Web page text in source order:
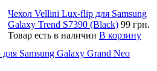
Чехол Vellini Lux-flip для Samsung
Galaxy Trend S7390 (Black) 99 грн.
Товар есть в наличии В корзину
Samsung Galaxy Grand Neo